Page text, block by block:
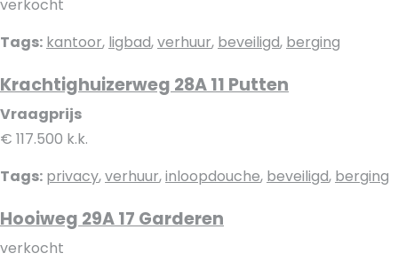
verkocht
Tags: kantoor, ligbad,verhuur, beveiligd, berging
Krachtighuizerweg 28A 11 Putten
Vraagprijs
€ 117.500 k.k.
Tags: privacy,verhuur,inloopdouche, beveiligd, berging
Hooiweg 29A 17 Garderen
verkocht